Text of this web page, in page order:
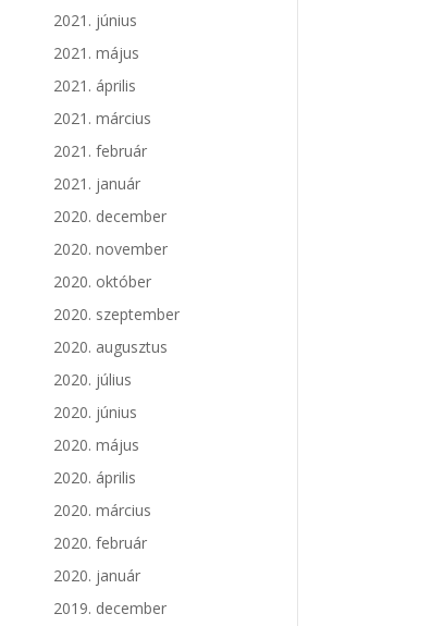
2021. június
2021. május
2021. április
2021. március
2021. február
2021. január
2020. december
2020. november
2020. október
2020. szeptember
2020. augusztus
2020. július
2020. június
2020. május
2020. április
2020. március
2020. február
2020. január
2019. december